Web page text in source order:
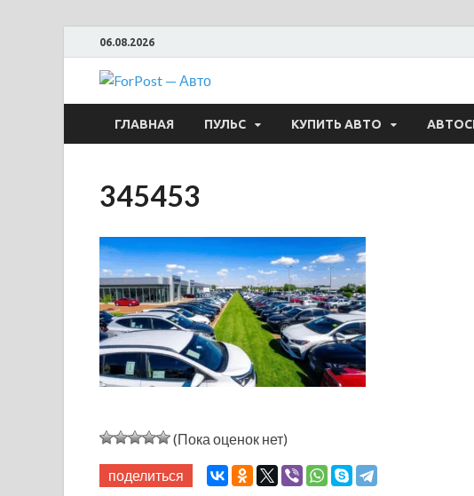
06.08.2026
ForPost —
ГЛАВНАЯ ПУЛЬС КУПИТЬ АВТО
345453
(Пока оценок нет)
поделиться